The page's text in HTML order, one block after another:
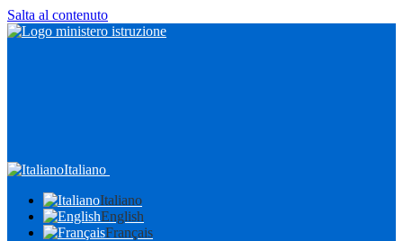
Salta al contenuto
Italiano
Italiano
English
Français